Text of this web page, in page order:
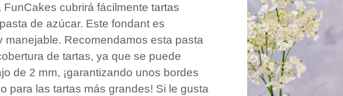
cubrirá fácilmente tartas
de azúcar. Este fondant es
manejable. Recomendamos esta pasta
de tartas, ya que se puede
de 2 mm, ¡garantizando unos bordes
para las tartas más grandes! Si le gusta